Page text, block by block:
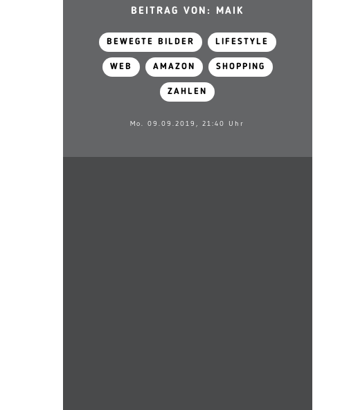
BEITRAG VON: MAIK
BEWEGTE BILDER LIFESTYLE
WEB AMAZON SHOPPING
ZAHLEN
Mo. 09.09.2019, 21:40 Uhr